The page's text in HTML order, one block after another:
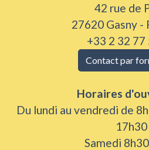
42 rue de
27620 Gasny -
+33 2 32 77
Contact par
Horaires
Du lundi au vendredi de
17h30
Samedi